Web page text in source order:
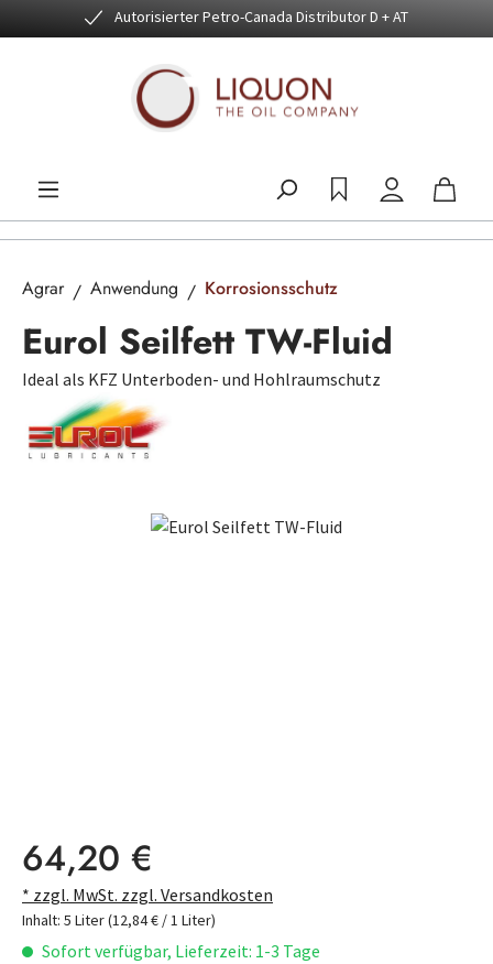
Zum Hauptinhalt springenAutorisierter Petro-Canada Distributor D + AT
Agrar Anwendung Korrosionsschutz
Eurol Seilfett TW-Fluid
Ideal als KFZ Unterboden- und Hohlraumschutz
Bildergalerie überspringen
Regulärer Preis:
64,20 €
* zzgl. MwSt. zzgl. Versandkosten
Inhalt: 5 Liter(12,84 € / 1 Liter)
Sofort verfügbar, Lieferzeit: 1-3 Tage